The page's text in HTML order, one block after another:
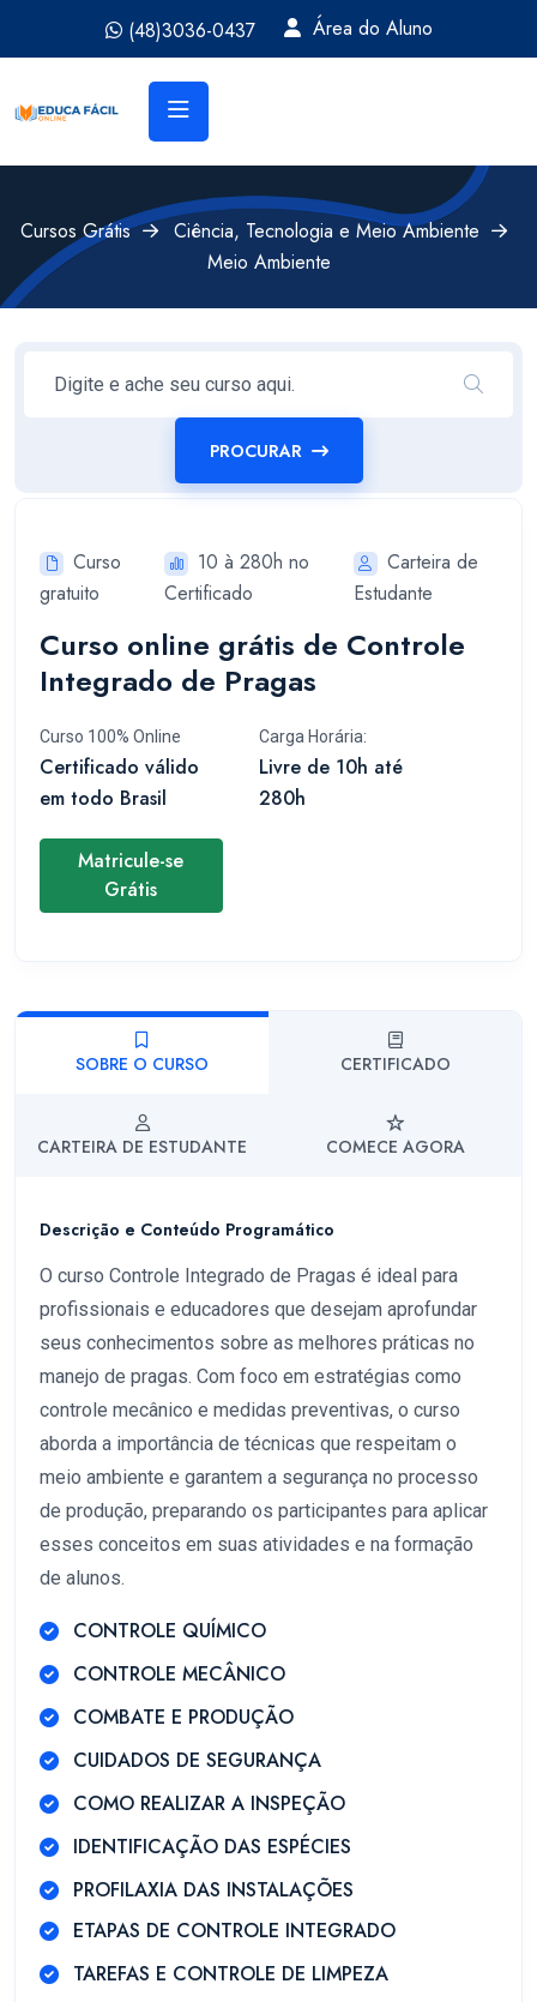
(48)3036-0437 Área do Aluno
Cursos Grátis
Ciência, Tecnologia e Meio Ambiente
Meio Ambiente
PROCURAR
Curso
gratuito
10 à 280h no
Certificado
Carteira de
Estudante
Curso online grátis de Controle
Integrado de Pragas
Curso 100% Online
Certificado válido
em todo Brasil
Carga Horária:
Livre de 10h até
280h
Matricule-se
Grátis
SOBRE O CURSO CERTIFICADO
CARTEIRA DE ESTUDANTE COMECE AGORA
Descrição e Conteúdo Programático
O curso Controle Integrado de Pragas é ideal para
profissionais e educadores que desejam aprofundar
seus conhecimentos sobre as melhores práticas no
manejo de pragas. Com foco em estratégias como
controle mecânico e medidas preventivas, o curso
aborda a importância de técnicas que respeitam o
meio ambiente e garantem a segurança no processo
de produção, preparando os participantes para aplicar
esses conceitos em suas atividades e na formação
de alunos.
CONTROLE QUÍMICO
CONTROLE MECÂNICO
COMBATE E PRODUÇÃO
CUIDADOS DE SEGURANÇA
COMO REALIZAR A INSPEÇÃO
IDENTIFICAÇÃO DAS ESPÉCIES
PROFILAXIA DAS INSTALAÇÕES
ETAPAS DE CONTROLE INTEGRADO
TAREFAS E CONTROLE DE LIMPEZA